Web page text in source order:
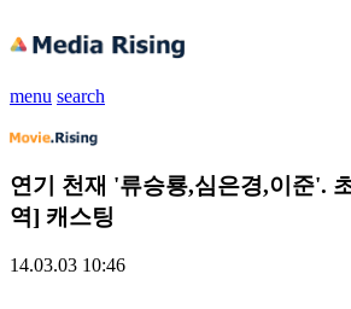
menu search
연기 천재 '류승룡,심은경,이준'.
역] 캐스팅
14.03.03 10:46